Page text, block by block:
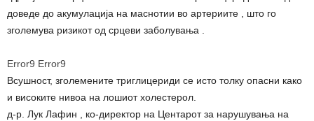
доведе до акумулација на маснотии во артериите , што го
зголемува ризикот од срцеви заболувања .
Error9 Error9
Всушност, зголемените триглицериди се исто толку опасни како
и високите нивоа на лошиот холестерол.
д-р. Лук Лафин , ко-директор на Центарот за нарушувања на